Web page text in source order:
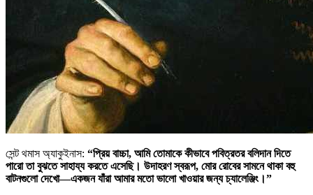
সেন্ট থমাস অ্যাকুইনাস: “প্রিয় বাচ্চা, আমি তোমাকে কীভাবে পবিত্রতর বলিদান দিতে
পারো তা বুঝতে সাহায্য করতে এসেছি। উদাহরণ স্বরূপ, মোর রোবের সামনে থাকা বহু
বাটনগুলো দেখো—একজন যাঁরা আমার মতো ভালো খাওয়ার জন্য চ্যালেঞ্জিং।”